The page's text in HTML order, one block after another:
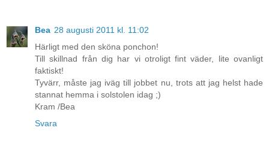
Bea 28 augusti 2011 kl. 11:02
Härligt med den sköna ponchon!
Till skillnad från dig har vi otroligt fint väder, lite ovanligt
faktiskt!
Tyvärr, måste jag iväg till jobbet nu, trots att jag helst hade
stannat hemma i solstolen idag ;)
Kram /Bea
Svara